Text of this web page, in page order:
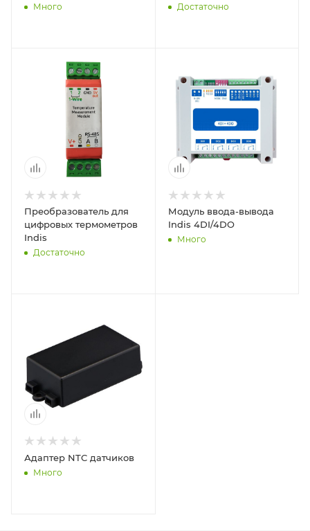
Много Достаточно
Преобразователь для
цифровых термометров
Indis
Достаточно
Модуль ввода-вывода
Indis 4DI/4DO
Много
Адаптер NTC датчиков
Много